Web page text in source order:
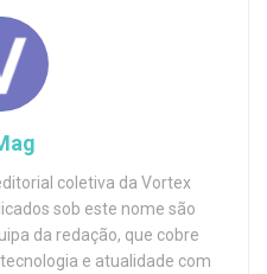
coletiva da Vortex
sob este nome são
da redação, que cobre
e atualidade com